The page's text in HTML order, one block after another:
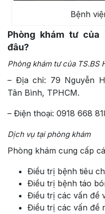
Bệnh
Phòng khám tư của
đâu?
Phòng khám tư của TS.BS
– Địa chỉ: 79 Nguyễn
Tân Bình, TPHCM.
– Điện thoại: 0918 668
Dịch vụ tại phòng khám
Phòng khám cung cấp
Điều trị bệnh tiêu
Điều trị bệnh táo
Điều trị các vấn đề
Điều trị các vấn đề